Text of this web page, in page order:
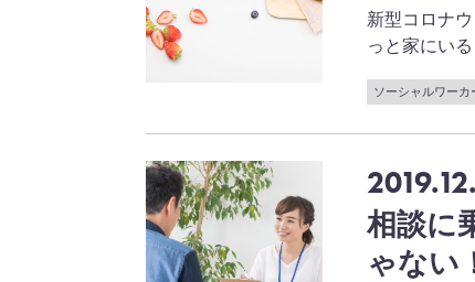
新型コロナ
っと家にい
ソーシャルワーカ
相談に
ゃない